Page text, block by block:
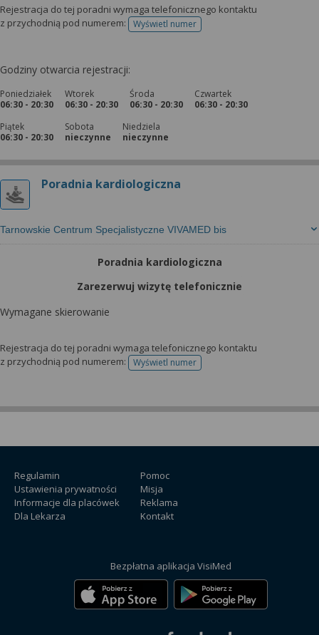
Rejestracja do tej poradni wymaga telefonicznego kontaktu
z przychodnią pod numerem:
Wyświetl numertelefonu do rejestracji
Godziny otwarcia rejestracji:
Poniedziałek
06:30 - 20:30
Wtorek
06:30 - 20:30
Środa
06:30 - 20:30
Czwartek
06:30 - 20:30
Piątek
06:30 - 20:30
Sobota
nieczynne
Niedziela
nieczynne
Poradnia kardiologiczna
Tarnowskie Centrum Specjalistyczne VIVAMED bis
Poradnia kardiologiczna
Zarezerwuj wizytę telefonicznie
Wymagane skierowanie
Rejestracja do tej poradni wymaga telefonicznego kontaktu
z przychodnią pod numerem:
Wyświetl numertelefonu do rejestracji
Regulamin
Ustawienia prywatności
Informacje dla placówek
Dla Lekarza
Pomoc
Misja
Reklama
Kontakt
Bezpłatna aplikacja VisiMed